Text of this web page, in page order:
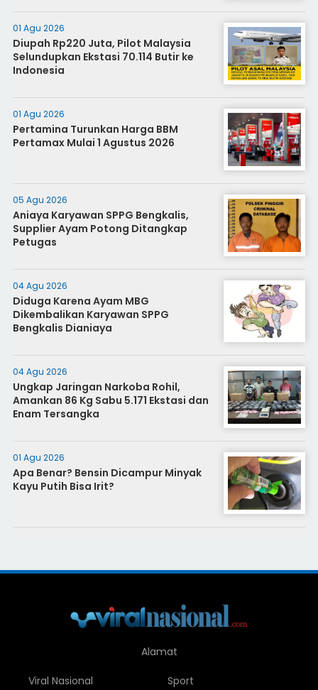
01 Agu 2026
Diupah Rp220 Juta, Pilot Malaysia
Selundupkan Ekstasi 70.114 Butir ke
Indonesia
01 Agu 2026
Pertamina Turunkan Harga BBM
Pertamax Mulai 1 Agustus 2026
05 Agu 2026
Aniaya Karyawan SPPG Bengkalis,
Supplier Ayam Potong Ditangkap
Petugas
04 Agu 2026
Diduga Karena Ayam MBG
Dikembalikan Karyawan SPPG
Bengkalis Dianiaya
04 Agu 2026
Ungkap Jaringan Narkoba Rohil,
Amankan 86 Kg Sabu 5.171 Ekstasi dan
Enam Tersangka
01 Agu 2026
Apa Benar? Bensin Dicampur Minyak
Kayu Putih Bisa Irit?
Alamat
Viral Nasional Sport